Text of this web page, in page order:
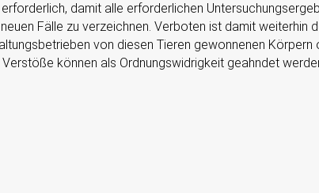
damit alle erforderlichen
Fälle zu verzeichnen. Verboten ist damit weiterhin
von diesen Tieren gewonnenen Körpern
können als Ordnungswidrigkeit geahndet